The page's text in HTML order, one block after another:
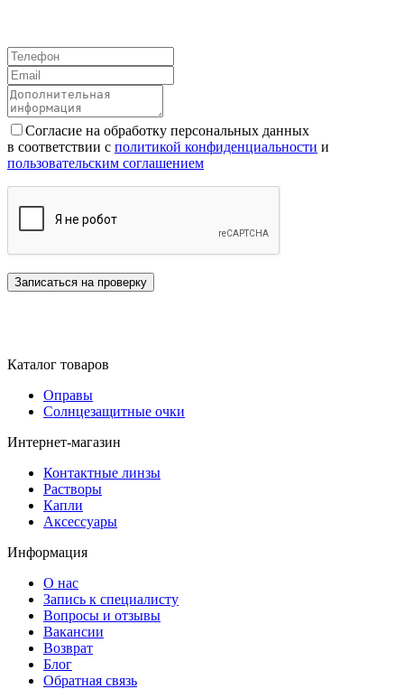
Согласие на обработку персональных данных
в соответствии с политикой конфиденциальности и
пользовательским соглашением
Каталог товаров
Оправы
Солнцезащитные очки
Интернет-магазин
Контактные линзы
Растворы
Капли
Аксессуары
Информация
О нас
Запись к специалисту
Вопросы и отзывы
Вакансии
Возврат
Блог
Обратная связь